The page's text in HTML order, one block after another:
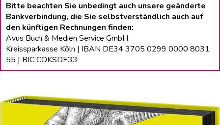
Bitte beachten Sie unbedingt auch unsere geänderte
Bankverbindung, die Sie selbstverständlich auch auf
den künftigen Rechnungen finden:
Avus Buch & Medien Service GmbH
Kreissparkasse Köln | IBAN DE34 3705 0299 0000 8031
55 | BIC COKSDE33